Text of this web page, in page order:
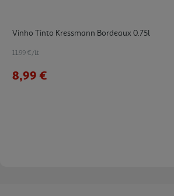
Vinho Tinto Kressmann Bordeaux 0.75l
11.99 €/Lt
8,99 €